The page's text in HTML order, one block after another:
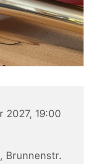
2027, 19:00
Brunnenstr.